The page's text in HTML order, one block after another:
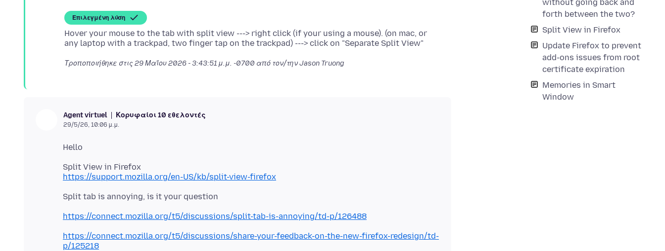
without going back and
forth between the two?
Split View in Firefox
Update Firefox to prevent
add-ons issues from root
certificate expiration
Memories in Smart
Window
Επιλεγμένη λύση
Hover your mouse to the tab with split view ---> right click (if your using a mouse). (on mac, or
Τροποποιήθηκε στις 29 Μαΐου 2026 - 3:43:51 μ.μ. -0700 από τον/την Jason Truong
Agent virtuel Κορυφαίοι 10 εθελοντές
29/5/26, 10:06 μ.μ.
https://support.mozilla.org/en-US/kb/split-view-firefox
https://connect.mozilla.org/t5/discussions/split-tab-is-annoying/td-p/126488
https://connect.mozilla.org/t5/discussions/share-your-feedback-on-the-new-firefox-redesign/td-
p/125218